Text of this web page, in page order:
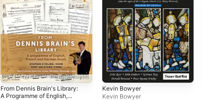
From Dennis Brain's Library:
A Programme of English,
Kevin Bowyer
Kevin Bowyer